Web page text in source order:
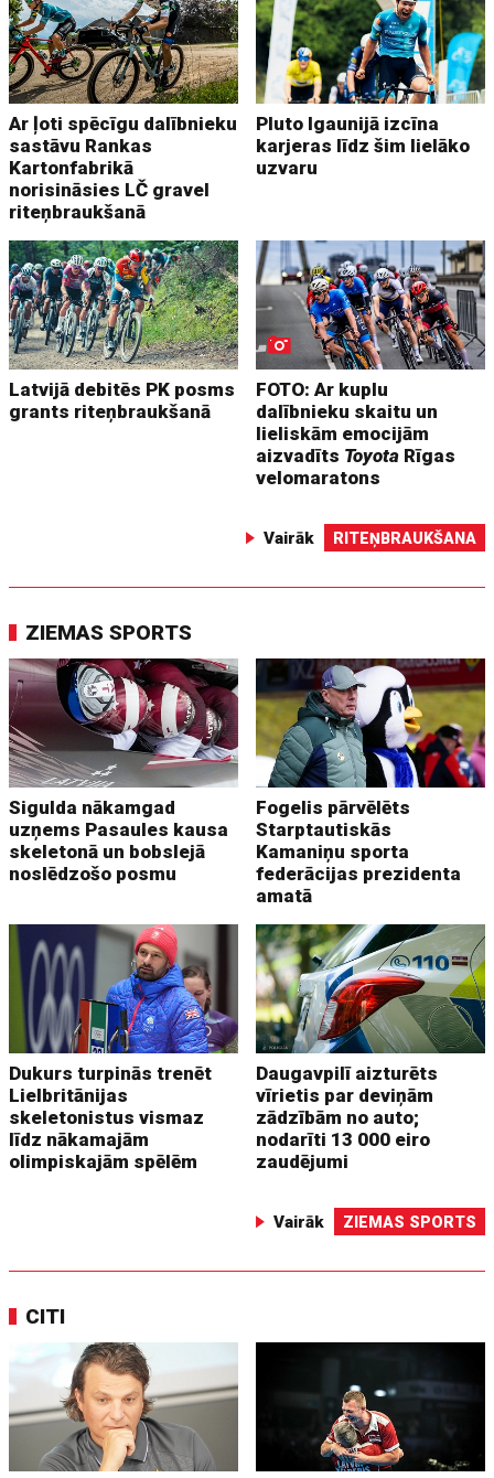
Ar ļoti spēcīgu dalībnieku
sastāvu Rankas
Kartonfabrikā
norisināsies LČ gravel
riteņbraukšanā
Pluto Igaunijā izcīna
karjeras līdz šim lielāko
uzvaru
Latvijā debitēs PK posms
grants riteņbraukšanā
FOTO: Ar kuplu
dalībnieku skaitu un
lieliskām emocijām
aizvadīts Toyota Rīgas
velomaratons
Vairāk RITEŅBRAUKŠANA
ZIEMAS SPORTS
Sigulda nākamgad
uzņems Pasaules kausa
skeletonā un bobslejā
noslēdzošo posmu
Fogelis pārvēlēts
Starptautiskās
Kamaniņu sporta
federācijas prezidenta
amatā
Dukurs turpinās trenēt
Lielbritānijas
skeletonistus vismaz
līdz nākamajām
olimpiskajām spēlēm
Daugavpilī aizturēts
vīrietis par deviņām
zādzībām no auto;
nodarīti 13 000 eiro
zaudējumi
Vairāk ZIEMAS SPORTS
CITI